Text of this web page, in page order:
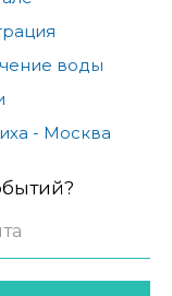
воды
- Москва